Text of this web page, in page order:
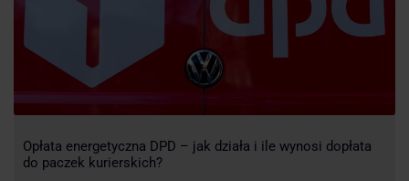
Opłata energetyczna DPD – jak działa i ile wynosi dopłata
do paczek kurierskich?